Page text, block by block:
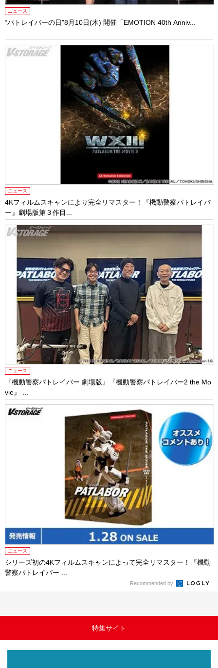
ニュース
“パトレイバーの日”8月10日(木) 開催「EMOTION 40th Anniv...
ニュース
4Kフィルムスキャンにより完全リマスター！『機動警察パトレイバ
ー』劇場版第３作目...
ニュース
『機動警察パトレイバー 劇場版』『機動警察パトレイバー2 the Mo
vie』 ...
ニュース
シリーズ初の4Kフィルムスキャンによって完全リマスター！『機動
警察パトレイバー ...
Recommended by
特集サイト